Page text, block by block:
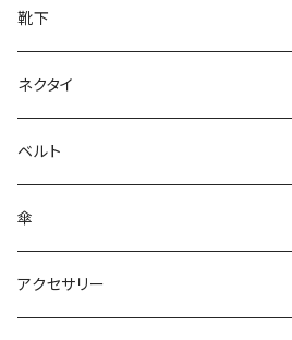
靴下
ネクタイ
ベルト
傘
アクセサリー